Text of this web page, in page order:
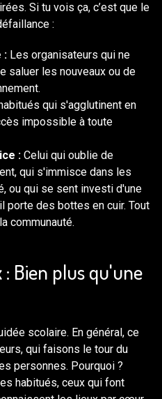
Si tu vois ça, c’est que le
:
: Les organisateurs qui ne
saluer les nouveaux ou de
qui s'agglutinent en
impossible à toute
: Celui qui oublie de
qui s'immisce dans les
ou qui se sent investi d'une
porte des bottes en cuir. Tout
communauté.
Bien plus qu'une
scolaire. En général, ce
qui faisons le tour du
personnes. Pourquoi ?
habitués, ceux qui font